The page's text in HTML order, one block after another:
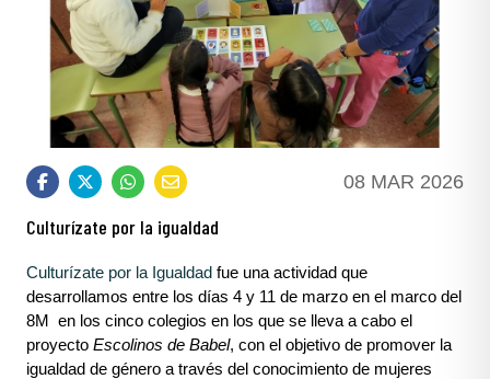
08 MAR 2026
Culturízate por la igualdad
Culturízate por la Igualdad fue una actividad que
desarrollamos entre los días 4 y 11 de marzo en el marco del
8M en los cinco colegios en los que se lleva a cabo el
proyecto Escolinos de Babel, con el objetivo de promover la
igualdad de género a través del conocimiento de mujeres